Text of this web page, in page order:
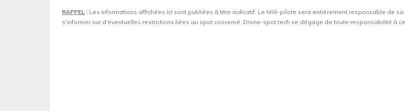
RAPPEL : Les informations affichées ici sont publiées à titre indicatif. Le télé-pilote sera entièrement responsable de
s'informer sur d’éventuelles restrictions liées au spot concerné. Drone-spot.tech se dégage de toute responsabilité à